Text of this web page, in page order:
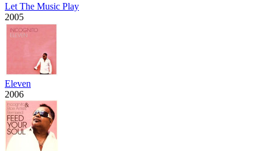
Let The Music Play
2005
Eleven
2006